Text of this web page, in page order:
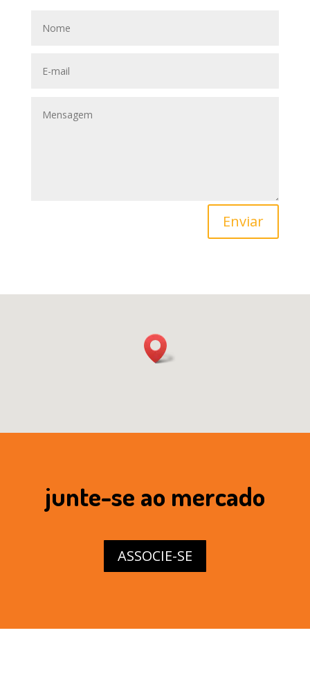
Enviar
junte-se ao mercado
ASSOCIE-SE